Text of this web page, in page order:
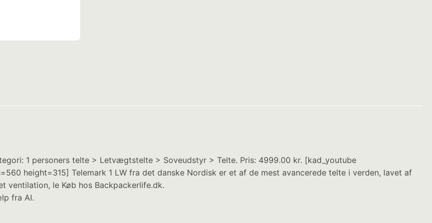
1 personers telte > Letvægtstelte > Soveudstyr > Telte. Pris: 4999.00 kr. [kad_youtube
height=315] Telemark 1 LW fra det danske Nordisk er et af de mest avancerede telte i verden, lavet af
ventilation, le Køb hos Backpackerlife.dk.
fra AI.